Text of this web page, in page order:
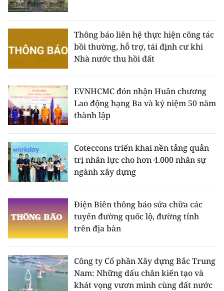
Thông báo liên hệ thực hiện công tác
bồi thường, hỗ trợ, tái định cư khi
Nhà nước thu hồi đất
EVNHCMC đón nhận Huân chương
Lao động hạng Ba và kỷ niệm 50 năm
thành lập
Coteccons triển khai nền tảng quản
trị nhân lực cho hơn 4.000 nhân sự
ngành xây dựng
Điện Biên thông báo sửa chữa các
tuyến đường quốc lộ, đường tỉnh
trên địa bàn
Công ty Cổ phần Xây dựng Bắc Trung
Nam: Những dấu chân kiến tạo và
khát vọng vươn mình cùng đất nước